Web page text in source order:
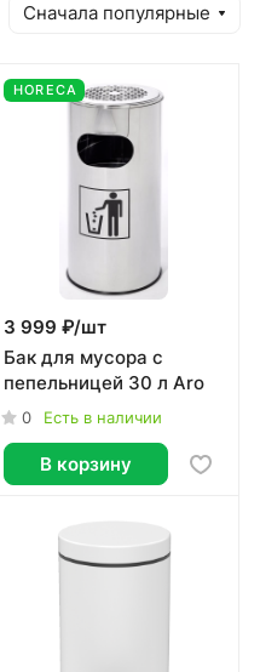
Сначала популярные
HORECA
3 999 ₽/шт
Бак для мусора с
пепельницей 30 л Aro
0 Есть в наличии
В корзину